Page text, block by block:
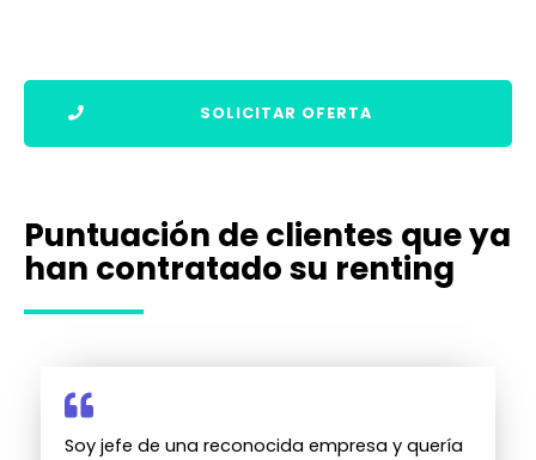
SOLICITAR OFERTA
Puntuación de clientes que ya
han contratado su renting
Soy jefe de una reconocida empresa y quería